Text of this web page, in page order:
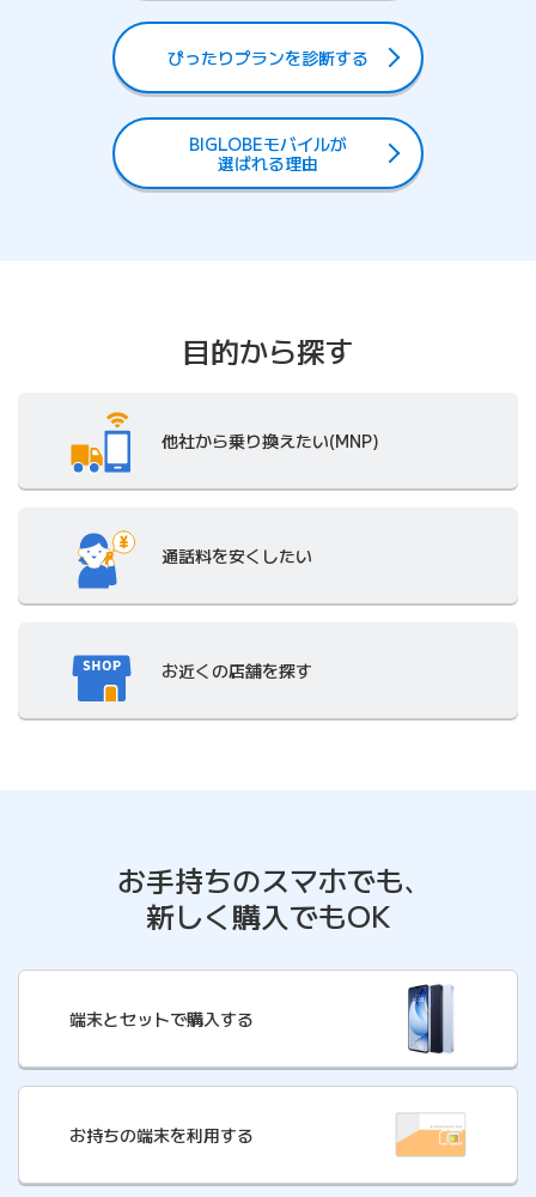
ぴったりプランを診断する
BIGLOBEモバイルが
選ばれる理由
目的から探す
他社から乗り換えたい(MNP)
通話料を安くしたい
お近くの店舗を探す
お手持ちのスマホでも､
新しく購入でもOK
端末とセットで購入する
お持ちの端末を利用する